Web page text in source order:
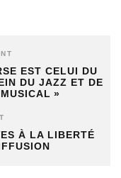
EST CELUI DU
DU JAZZ ET DE
»
À LA LIBERTÉ